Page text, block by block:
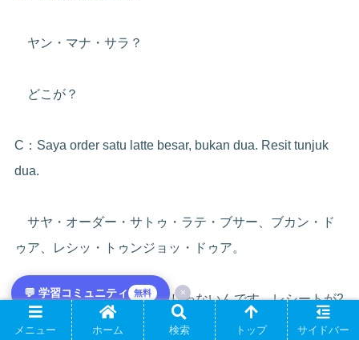
ヤン・マナ・サラ？
どこが？
C：Saya order satu latte besar, bukan dua. Resit tunjuk
dua.
サヤ・オーダー・サトゥ・ラテ・ブサー、ブカン・ド
ゥア、レシッ・トゥンジョッ・ドゥア。
ラージのラテ1つで、2つじゃないんです。レシートが2
つになってる。
💬 学習コミュニティ 無料 ×
メニュー ホーム 検索 トップ サイドバー